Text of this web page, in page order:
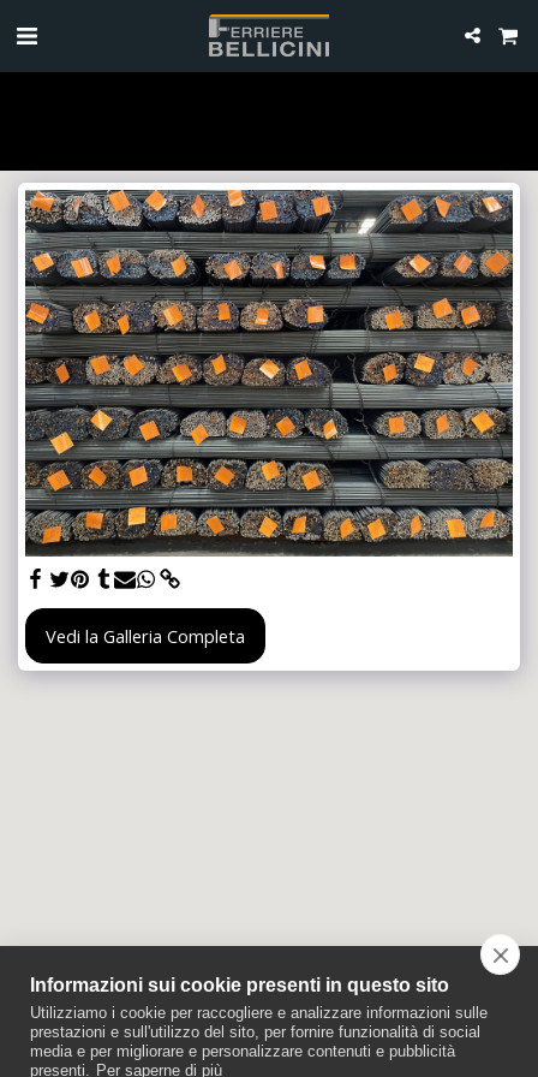
Vedi la Galleria Completa
Informazioni sui cookie presenti in questo sito
Utilizziamo i cookie per raccogliere e analizzare informazioni sulle
prestazioni e sull'utilizzo del sito, per fornire funzionalità di social
media e per migliorare e personalizzare contenuti e pubblicità
presenti. Per saperne di più